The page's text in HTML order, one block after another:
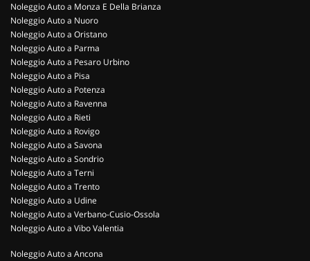
Noleggio Auto a Monza E Della Brianza
Noleggio Auto a Nuoro
Noleggio Auto a Oristano
Noleggio Auto a Parma
Noleggio Auto a Pesaro Urbino
Noleggio Auto a Pisa
Noleggio Auto a Potenza
Noleggio Auto a Ravenna
Noleggio Auto a Rieti
Noleggio Auto a Rovigo
Noleggio Auto a Savona
Noleggio Auto a Sondrio
Noleggio Auto a Terni
Noleggio Auto a Trento
Noleggio Auto a Udine
Noleggio Auto a Verbano-Cusio-Ossola
Noleggio Auto a Vibo Valentia
Noleggio Auto a Ancona